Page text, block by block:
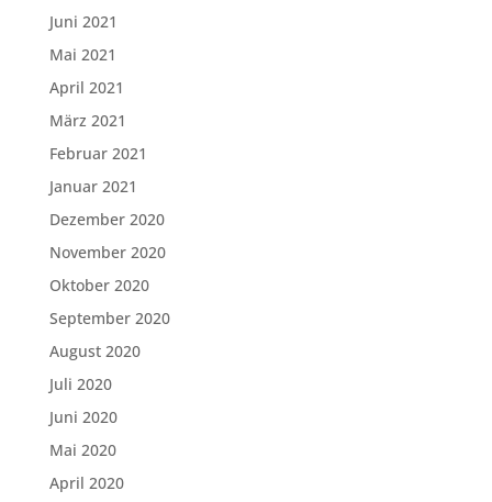
Juni 2021
Mai 2021
April 2021
März 2021
Februar 2021
Januar 2021
Dezember 2020
November 2020
Oktober 2020
September 2020
August 2020
Juli 2020
Juni 2020
Mai 2020
April 2020